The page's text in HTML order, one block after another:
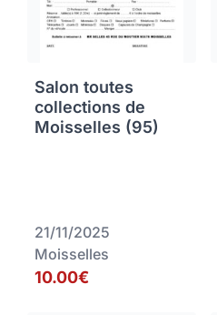
Salon toutes
collections de
Moisselles (95)
21/11/2025
Moisselles
10.00€